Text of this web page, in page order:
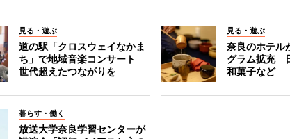
見る・遊ぶ
道の駅「クロスウェイなかま
ち」で地域音楽コンサート
世代超えたつながりを
見る・遊ぶ
奈良のホテル
グラム拡充
和菓子など
暮らす・働く
放送大学奈良学習センターが